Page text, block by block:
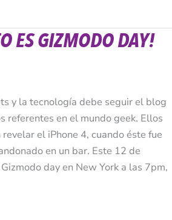
ES GIZMODO DAY!
y la tecnología debe seguir el blog
referentes en el mundo geek. Ellos
el iPhone 4, cuando éste fue
en un bar. Este 12 de
day en New York a las 7pm,